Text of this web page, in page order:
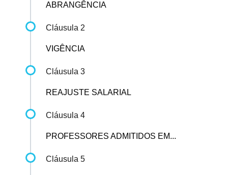
ABRANGÊNCIA
Cláusula 2
VIGÊNCIA
Cláusula 3
REAJUSTE SALARIAL
Cláusula 4
PROFESSORES ADMITIDOS EM...
Cláusula 5